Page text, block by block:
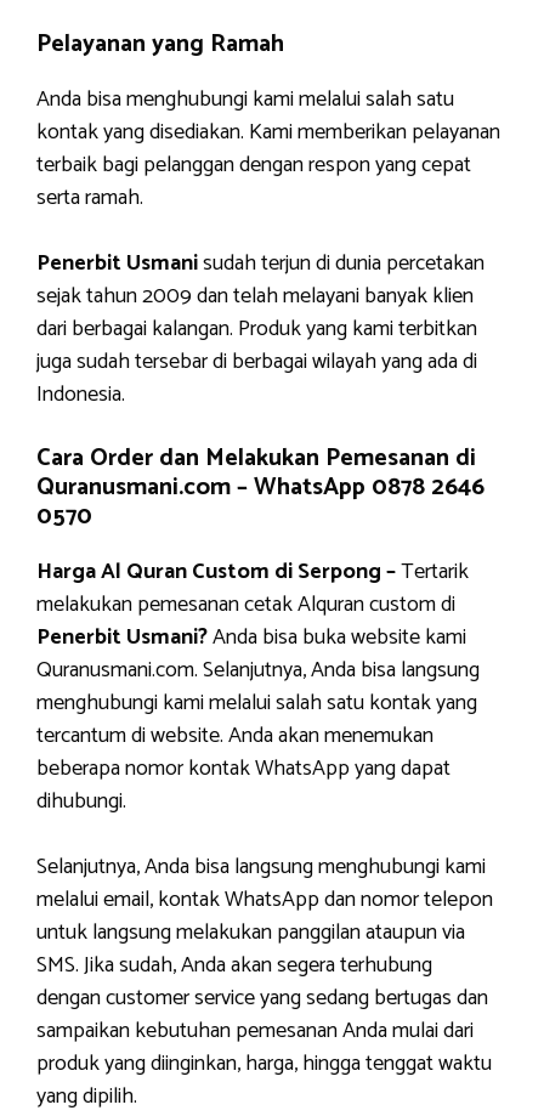
Pelayanan yang Ramah
Anda bisa menghubungi kami melalui salah satu
kontak yang disediakan. Kami memberikan pelayanan
terbaik bagi pelanggan dengan respon yang cepat
serta ramah.
Penerbit Usmanisudah terjun di dunia percetakan
sejak tahun 2009 dan telah melayani banyak klien
dari berbagai kalangan. Produk yang kami terbitkan
juga sudah tersebar di berbagai wilayah yang ada di
Indonesia.
Cara Order dan Melakukan Pemesanan di
Quranusmani.com –WhatsApp 0878 2646
0570
Harga Al Quran Custom di Serpong –Tertarik
melakukan pemesanan cetak Alquran custom di
Penerbit Usmani?Anda bisa buka website kami
Quranusmani.com. Selanjutnya, Anda bisa langsung
menghubungi kami melalui salah satu kontak yang
tercantum di website. Anda akan menemukan
beberapa nomor kontak WhatsApp yang dapat
dihubungi.
Selanjutnya, Anda bisa langsung menghubungi kami
melalui email, kontak WhatsApp dan nomor telepon
untuk langsung melakukan panggilan ataupun via
SMS. Jika sudah, Anda akan segera terhubung
dengan customer service yang sedang bertugas dan
sampaikan kebutuhan pemesanan Anda mulai dari
produk yang diinginkan, harga, hingga tenggat waktu
yang dipilih.